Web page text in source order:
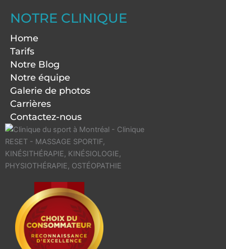
NOTRE CLINIQUE
Home
Tarifs
Notre Blog
Notre équipe
Galerie de photos
Carrières
Contactez-nous